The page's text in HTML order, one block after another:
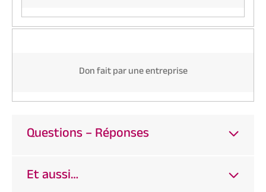
Don fait par une entreprise
Questions – Réponses
Et aussi…